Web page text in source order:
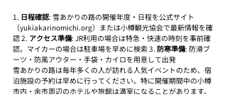
1. 日程確認: 雪あかりの路の開催年度・日程を公式サイト
（yukiakarinomichi.org）または小樽観光協会で最新情報を確
認 2. アクセス準備: JR利用の場合は特急・快速の時刻を事前確
認。マイカーの場合は駐車場を早めに検索 3. 防寒準備: 防滑ブ
ーツ・防風アウター・手袋・カイロを用意して出発
雪あかりの路は毎年多くの人が訪れる人気イベントのため、宿
泊施設の予約は早めに行ってください。特に開催期間中の小樽
市内・余市周辺のホテルや旅館は満室になることがあります。